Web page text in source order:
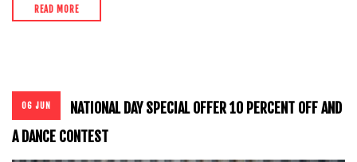
READ MORE
06 JUN
NATIONAL DAY SPECIAL OFFER 10 PERCENT OFF AND
A DANCE CONTEST